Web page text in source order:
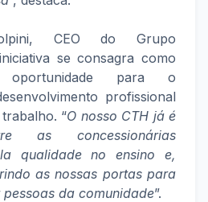
CEO do Grupo
se consagra como
oportunidade para o
profissional
“O nosso CTH já é
as concessionárias
qualidade no ensino e,
as nossas portas para
da comunidade”.